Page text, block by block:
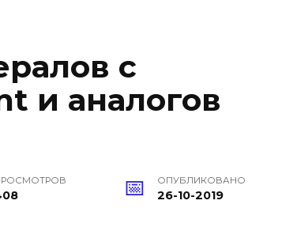
с
и аналогов
ОПУБЛИКОВАНО
26-10-2019